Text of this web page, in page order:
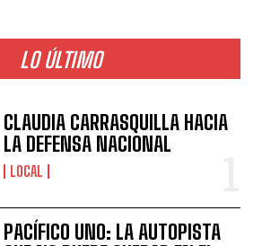
LO ÚLTIMO
CLAUDIA CARRASQUILLA HACIA
LA DEFENSA NACIONAL
LOCAL
PACÍFICO UNO: LA AUTOPISTA